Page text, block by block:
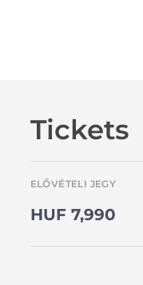
Tickets
ELŐVÉTELI JEGY
HUF 7,990